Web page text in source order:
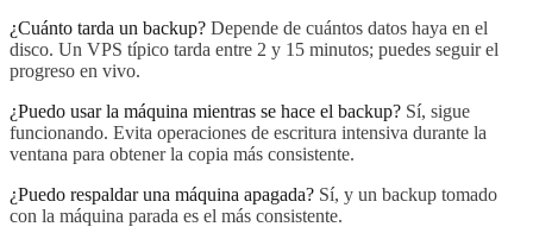
¿Cuánto tarda un backup? Depende de cuántos datos haya en el
disco. Un VPS típico tarda entre 2 y 15 minutos; puedes seguir el
progreso en vivo.
¿Puedo usar la máquina mientras se hace el backup? Sí, sigue
funcionando. Evita operaciones de escritura intensiva durante la
ventana para obtener la copia más consistente.
¿Puedo respaldar una máquina apagada? Sí, y un backup tomado
con la máquina parada es el más consistente.